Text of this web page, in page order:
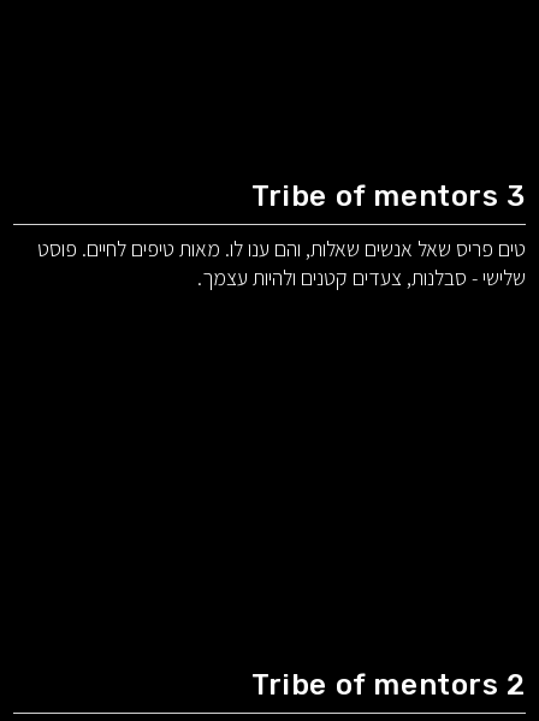
Tribe of mentors 3
טים פריס שאל אנשים שאלות, והם ענו לו. מאות טיפים לחיים. פוסט
שלישי - סבלנות, צעדים קטנים ולהיות עצמך.
Tribe of mentors 2